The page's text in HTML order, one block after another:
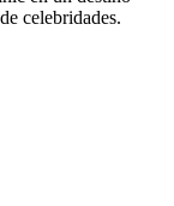
celebridades.